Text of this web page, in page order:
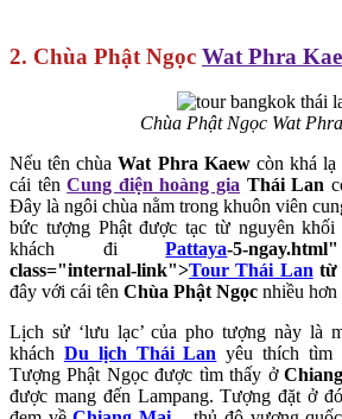
2. Chùa Phật Ngọc Wat Phra
Chùa Phật Ngọc Wat
Nếu tên chùaWat Phra Kaewcòn khá lạ
cái tênCung điện hoàng gia Thái Lan
Đây là ngôi chùa nằm trong khuôn viên
bức tượng Phật được tạc từ nguyên
khách điPattaya-5-
class="internal-link">Tour Thái Lan từ
đây với cái tên Chùa Phật Ngọc nhiều hơn
Lịch sử ‘lưu lạc’ của pho tượng này là
khách Du lịch Thái Lan yêu thích tìm
Tượng Phật Ngọc được tìm thấy ở
được mang đến Lampang. Tượng đặt ở